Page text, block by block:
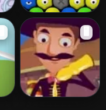
Goggleyes 2